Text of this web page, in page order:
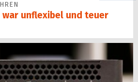
war unflexibel und teuer